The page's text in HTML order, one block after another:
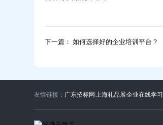
下一篇： 如何选择好的企业培训平台？
友情链接： 广东招标网 上海礼品展企业在线学